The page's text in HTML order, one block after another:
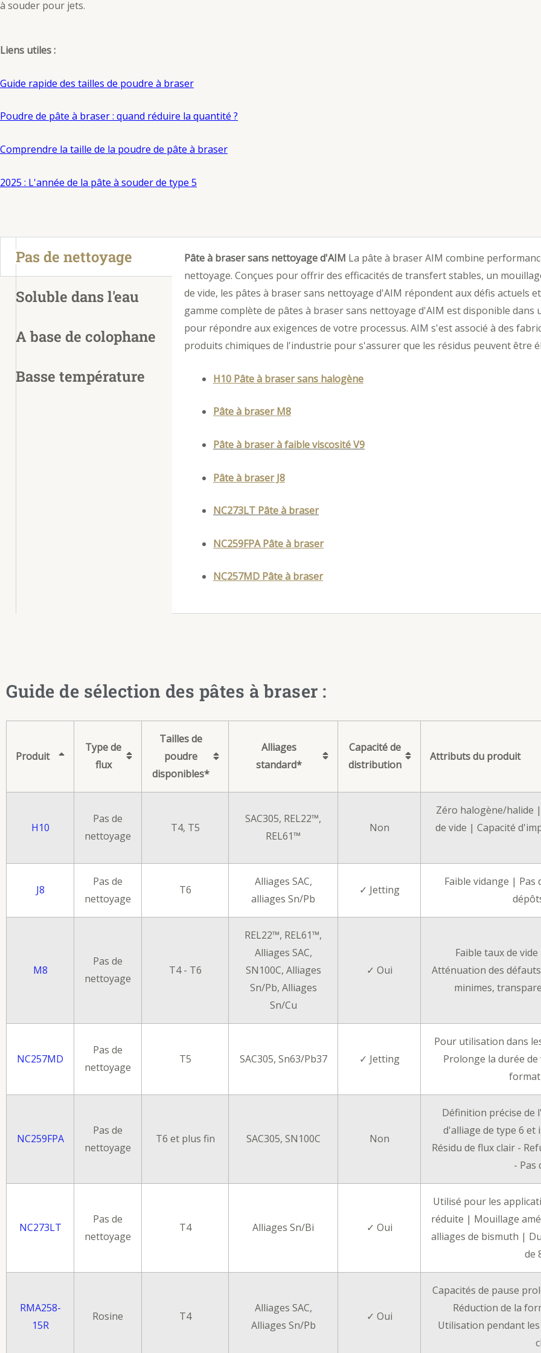
à souder pour jets.
Liens utiles :
Guide rapide des tailles de poudre à braser
Poudre de pâte à braser : quand réduire la quantité ?
Comprendre la taille de la poudre de pâte à braser
2025 : L'année de la pâte à souder de type 5
Pas de nettoyage
Soluble dans l'eau
A base de colophane
Basse température
Pâte à braser sans nettoyage d'AIM La pâte à braser AIM combine
nettoyage. Conçues pour offrir des efficacités de transfert stables, un
de vide, les pâtes à braser sans nettoyage d'AIM répondent aux défis actuels
gamme complète de pâtes à braser sans nettoyage d'AIM est disponible dans
pour répondre aux exigences de votre processus. AIM s'est associé à des
produits chimiques de l'industrie pour s'assurer que les résidus peuvent être
H10 Pâte à braser sans halogène
Pâte à braser M8
Pâte à braser à faible viscosité V9
Pâte à braser J8
NC273LT Pâte à braser
NC259FPA Pâte à braser
NC257MD Pâte à braser
Guide de sélection des pâtes à braser :
Produit
Type de
flux
Tailles de
poudre
disponibles*
Alliages
standard*
Capacité de
distribution
Attributs du produit
H10
Pas de
nettoyage
T4, T5
SAC305, REL22™,
REL61™
Non
Zéro halogène/halide
de vide | Capacité
J8
Pas de
nettoyage
T6
Alliages SAC,
alliages Sn/Pb
✓ Jetting
Faible vidange | Pas
M8
Pas de
nettoyage
T4 - T6
REL22™, REL61™,
Alliages SAC,
SN100C, Alliages
Sn/Pb, Alliages
Sn/Cu
✓ Oui
Faible taux de
Atténuation des
minimes,
NC257MD
Pas de
nettoyage
T5 SAC305, Sn63/Pb37 ✓ Jetting
Pour utilisation dans
Prolonge la durée
NC259FPA
Pas de
nettoyage
T6 et plus fin SAC305, SN100C Non
Définition précise de
d'alliage de type 6
Résidu de flux clair -
- Pas
NC273LT
Pas de
nettoyage
T4 Alliages Sn/Bi ✓ Oui
Utilisé pour les
réduite | Mouillage
alliages de bismuth |
de
RMA258-
15R
Rosine T4
Alliages SAC,
Alliages Sn/Pb
✓ Oui
Capacités de pause
Réduction de la
Utilisation pendant